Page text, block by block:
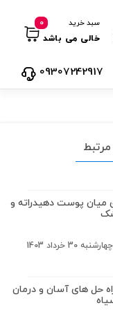
سبد خرید
خالی می باشد
0
09307242917
میان پوست دهیدراته و
چهارشنبه 30 خرداد 1403
راه حل های آسان و درمان